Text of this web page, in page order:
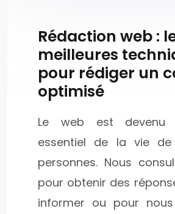
Rédaction web :
meilleures
pour rédiger un
optimisé
Le web est devenu
essentiel de la vie
personnes. Nous
pour obtenir des
informer ou pour